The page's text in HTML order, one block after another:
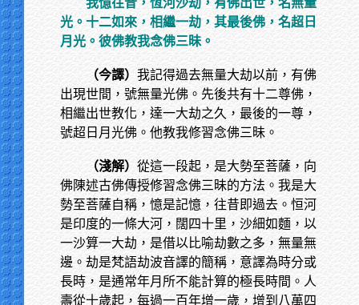
我憶往昔，恆河沙劫，有佛出世，名無量
光。十二如來，相繼一劫，其最後佛，名超日
月光。彼佛教我念佛三昧。
（今譯） 我記得過去無量大劫以前，有佛
出現世間，號無量光佛。先後共有十二尊佛，
相繼出世教化，達一大劫之久，最後的一尊，
號超日月光佛。他教我修習念佛三昧。
（淺解） 從這一段起，是大勢至菩薩，向
佛陳述古佛傳授修習念佛三昧的方法。我是大
勢至菩薩自稱，憶是記憶，往昔即過去。恒河
是印度的一條大河，闊四十里，沙細如麵，以
一沙算一大劫，是借以比喻劫數之多，無量無
邊。劫是梵語劫波音譯的簡稱，意譯為時分或
長時，是通常年月所不能計算的極長時間。人
壽從十歲起，每過一百年增一歲，增到八萬四